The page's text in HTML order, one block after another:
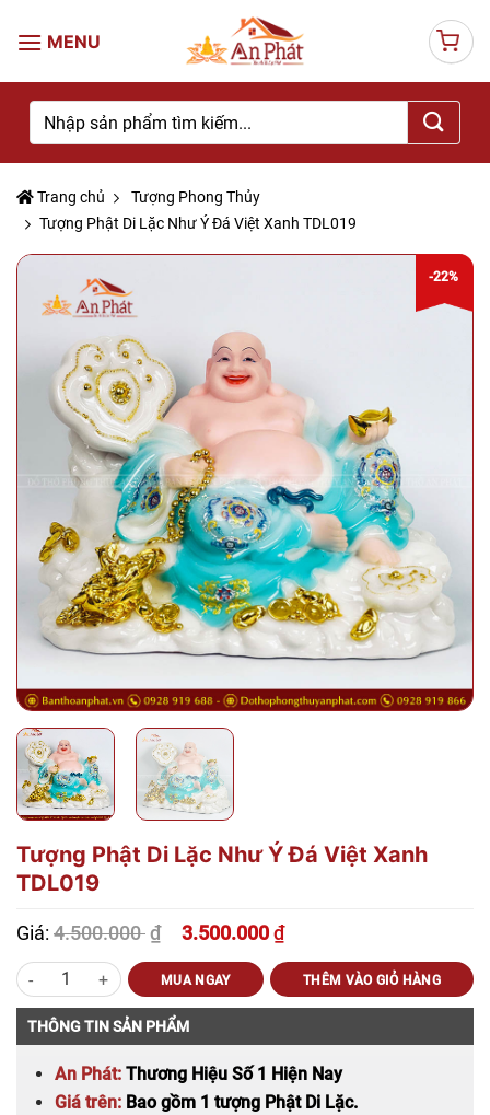
Tìm
kiếm:
Trang chủ
Tượng Phong Thủy
Tượng Phật Di Lặc Như Ý Đá Việt Xanh TDL019
-22%
Tượng Phật Di Lặc Như Ý Đá Việt Xanh
TDL019
Giá: 4.500.000₫
Giá
gốc
là:
4.500.000 ₫.
3.500.000₫
Giá
hiện
tại
là:
3.500.000 ₫.
THÔNG TIN SẢN PHẨM
An Phát: Thương Hiệu Số 1 Hiện Nay
Giá trên:Bao gồm 1 tượng Phật Di Lặc.
Tượng Phật Di Lặc Như Ý Đá Việt Xanh TDL019 số lượng
THÊM VÀO GIỎ HÀNG
MUA NGAY